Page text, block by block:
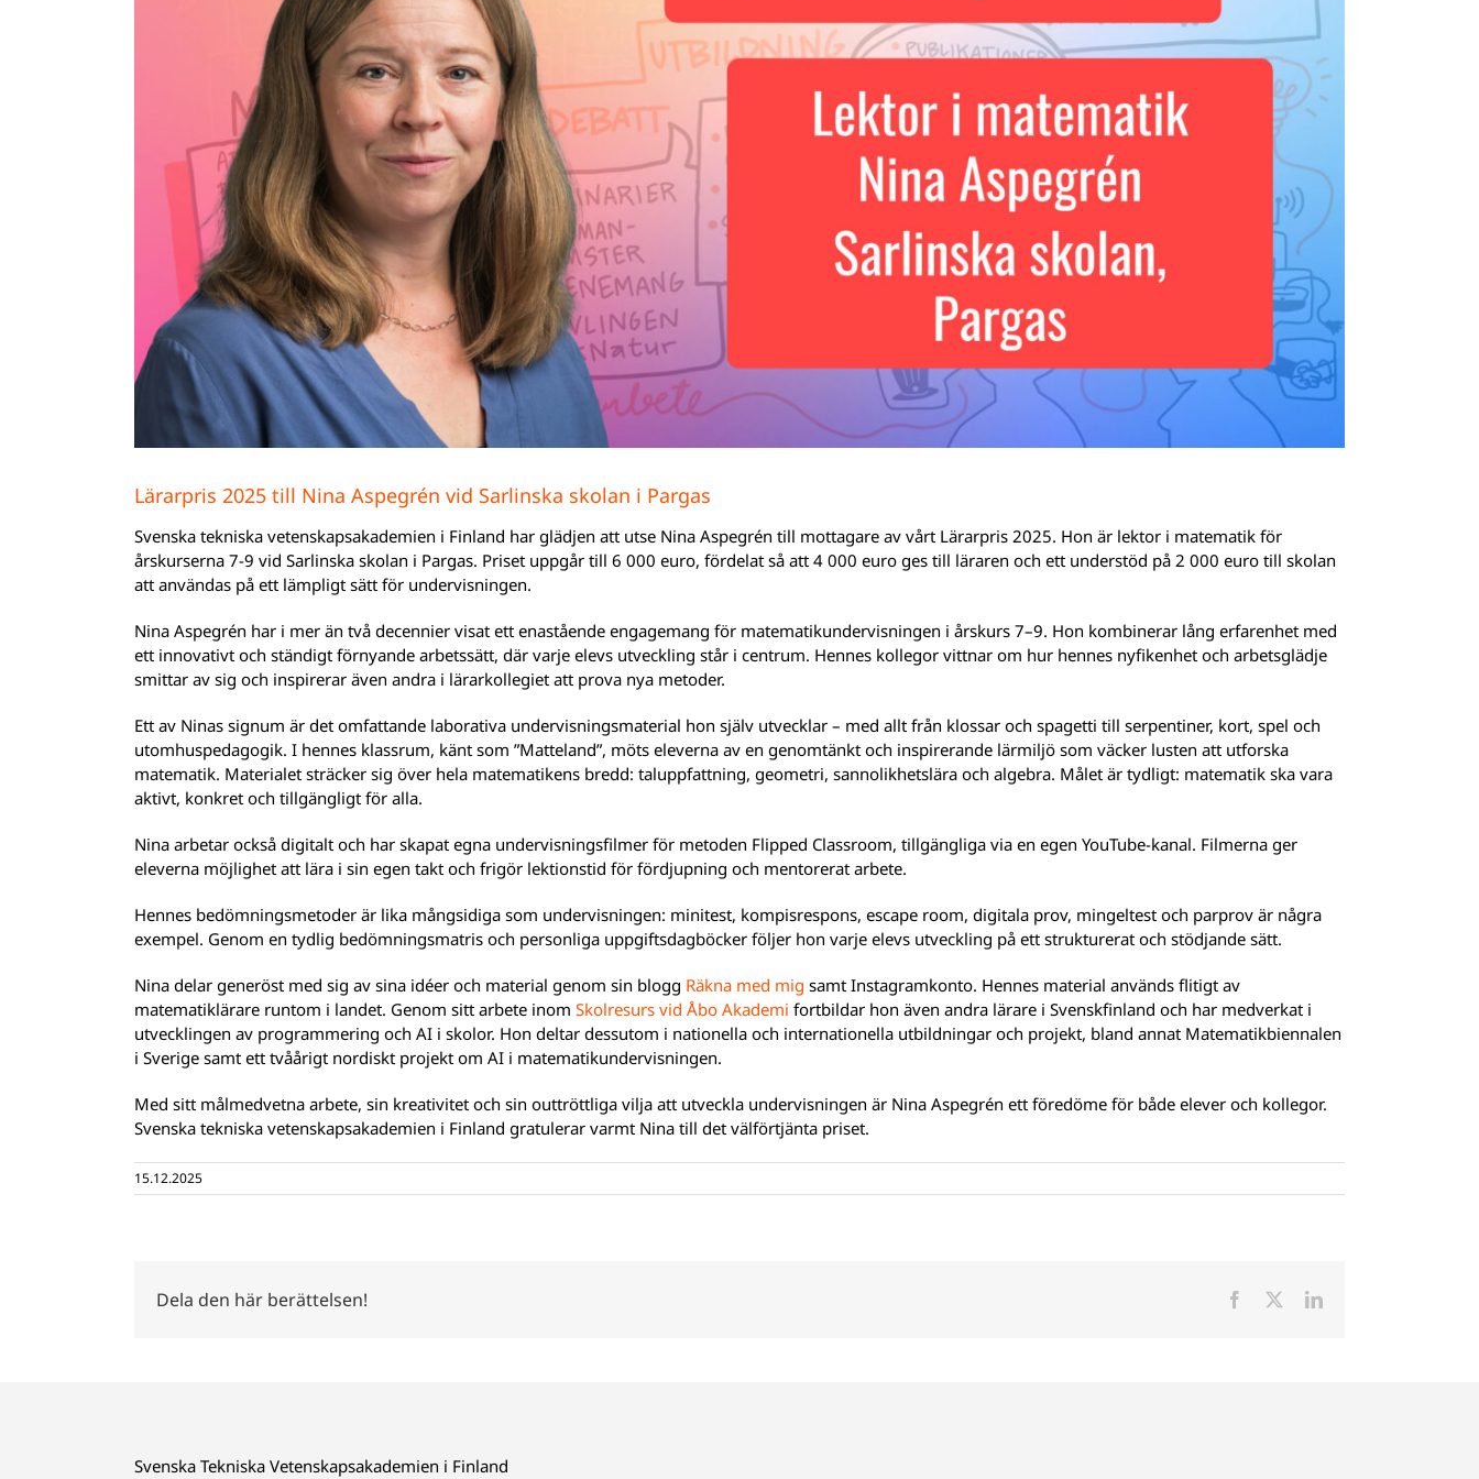
Lärarpris 2025 till Nina Aspegrén vid Sarlinska skolan i Pargas
Svenska tekniska vetenskapsakademien i Finland har glädjen att utse Nina Aspegrén till mottagare av vårt Lärarpris 2025. Hon är lektor i matematik för
årskurserna 7-9 vid Sarlinska skolan i Pargas. Priset uppgår till 6 000 euro, fördelat så att 4 000 euro ges till läraren och ett understöd på 2 000 euro till skolan
att användas på ett lämpligt sätt för undervisningen.
Nina Aspegrén har i mer än två decennier visat ett enastående engagemang för matematikundervisningen i årskurs 7–9. Hon kombinerar lång erfarenhet med
ett innovativt och ständigt förnyande arbetssätt, där varje elevs utveckling står i centrum. Hennes kollegor vittnar om hur hennes nyfikenhet och arbetsglädje
smittar av sig och inspirerar även andra i lärarkollegiet att prova nya metoder.
Ett av Ninas signum är det omfattande laborativa undervisningsmaterial hon själv utvecklar – med allt från klossar och spagetti till serpentiner, kort, spel och
utomhuspedagogik. I hennes klassrum, känt som ”Matteland”, möts eleverna av en genomtänkt och inspirerande lärmiljö som väcker lusten att utforska
matematik. Materialet sträcker sig över hela matematikens bredd: taluppfattning, geometri, sannolikhetslära och algebra. Målet är tydligt: matematik ska vara
aktivt, konkret och tillgängligt för alla.
Nina arbetar också digitalt och har skapat egna undervisningsfilmer för metoden Flipped Classroom, tillgängliga via en egen YouTube-kanal. Filmerna ger
eleverna möjlighet att lära i sin egen takt och frigör lektionstid för fördjupning och mentorerat arbete.
Hennes bedömningsmetoder är lika mångsidiga som undervisningen: minitest, kompisrespons, escape room, digitala prov, mingeltest och parprov är några
exempel. Genom en tydlig bedömningsmatris och personliga uppgiftsdagböcker följer hon varje elevs utveckling på ett strukturerat och stödjande sätt.
Nina delar generöst med sig av sina idéer och material genom sin blogg Räkna med mig samt Instagramkonto. Hennes material används flitigt av
matematiklärare runtom i landet. Genom sitt arbete inom Skolresurs vid Åbo Akademi fortbildar hon även andra lärare i Svenskfinland och har medverkat i
utvecklingen av programmering och AI i skolor. Hon deltar dessutom i nationella och internationella utbildningar och projekt, bland annat Matematikbiennalen
i Sverige samt ett tvåårigt nordiskt projekt om AI i matematikundervisningen.
Med sitt målmedvetna arbete, sin kreativitet och sin outtröttliga vilja att utveckla undervisningen är Nina Aspegrén ett föredöme för både elever och kollegor.
Svenska tekniska vetenskapsakademien i Finland gratulerar varmt Nina till det välförtjänta priset.
15.12.2025
Dela den här berättelsen! Facebook LinkedIn
Svenska Tekniska Vetenskapsakademien i Finland